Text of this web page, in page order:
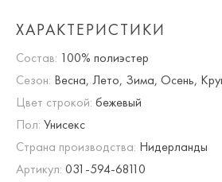
ХАРАКТЕРИСТИКИ
Состав: 100% полиэстер
Сезон: Весна, Лето, Зима, Осень,
Цвет строкой: бежевый
Пол: Унисекс
Страна производства: Нидерланды
Артикул: 031-594-68110